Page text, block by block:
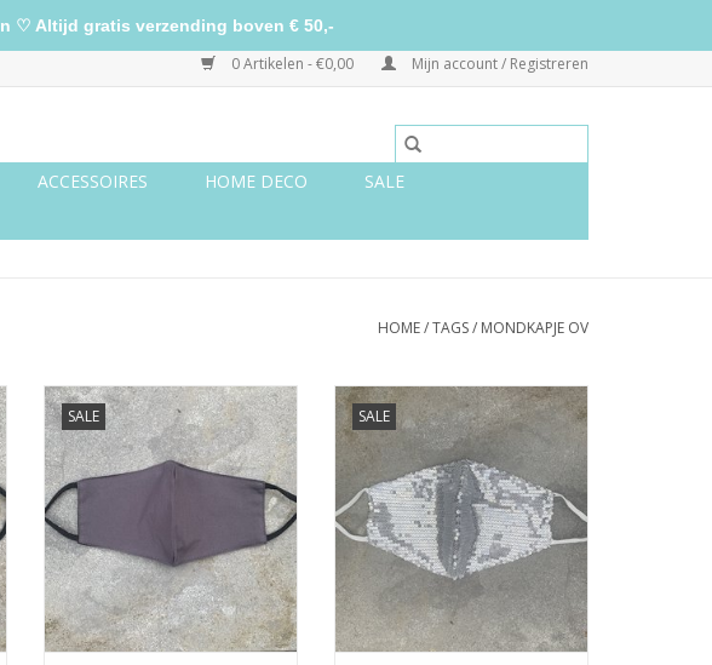
0 Artikelen - €0,00 Mijn account / Registreren
ACCESSOIRES HOME DECO
SALE
HOME/TAGS/ MONDKAPJE OV
SALE
Mondkapje donkergrijs
TOEVOEGEN AAN WINKELWAGEN
SALE
Mondkapje pailletten zilver
TOEVOEGEN AAN WINKELWAGEN
♡ Altijd gratis verzending boven € 50,-